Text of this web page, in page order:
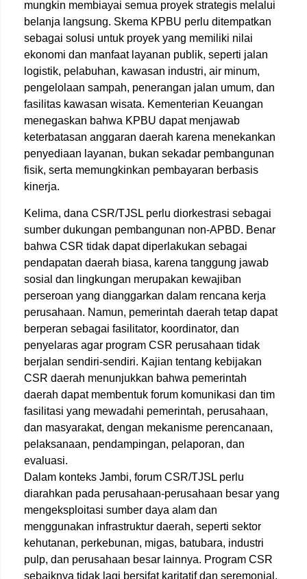
mungkin membiayai semua proyek strategis melalui
belanja langsung. Skema KPBU perlu ditempatkan
sebagai solusi untuk proyek yang memiliki nilai
ekonomi dan manfaat layanan publik, seperti jalan
logistik, pelabuhan, kawasan industri, air minum,
pengelolaan sampah, penerangan jalan umum, dan
fasilitas kawasan wisata. Kementerian Keuangan
menegaskan bahwa KPBU dapat menjawab
keterbatasan anggaran daerah karena menekankan
penyediaan layanan, bukan sekadar pembangunan
fisik, serta memungkinkan pembayaran berbasis
kinerja.
Kelima, dana CSR/TJSL perlu diorkestrasi sebagai
sumber dukungan pembangunan non-APBD. Benar
bahwa CSR tidak dapat diperlakukan sebagai
pendapatan daerah biasa, karena tanggung jawab
sosial dan lingkungan merupakan kewajiban
perseroan yang dianggarkan dalam rencana kerja
perusahaan. Namun, pemerintah daerah tetap dapat
berperan sebagai fasilitator, koordinator, dan
penyelaras agar program CSR perusahaan tidak
berjalan sendiri-sendiri. Kajian tentang kebijakan
CSR daerah menunjukkan bahwa pemerintah
daerah dapat membentuk forum komunikasi dan tim
fasilitasi yang mewadahi pemerintah, perusahaan,
dan masyarakat, dengan mekanisme perencanaan,
pelaksanaan, pendampingan, pelaporan, dan
evaluasi.
Dalam konteks Jambi, forum CSR/TJSL perlu
diarahkan pada perusahaan-perusahaan besar yang
mengeksploitasi sumber daya alam dan
menggunakan infrastruktur daerah, seperti sektor
kehutanan, perkebunan, migas, batubara, industri
pulp, dan perusahaan besar lainnya. Program CSR
sebaiknya tidak lagi bersifat karitatif dan seremonial,